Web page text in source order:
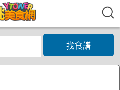
找食譜